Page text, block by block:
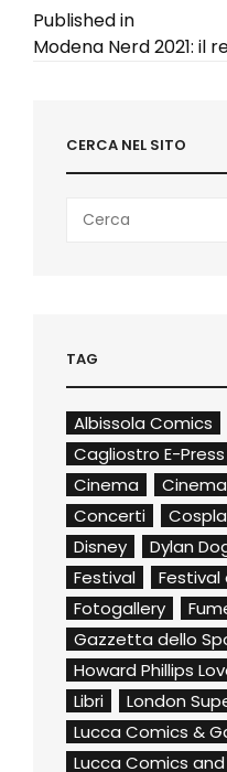
Navigazione
Published in
Modena Nerd 2021:
CERCA NEL SITO
for:
TAG
Albissola Comics
Cagliostro E-Press
Cinema
Concerti
Disney
Dylan
Festival
Festival
Fotogallery
Gazzetta dello
Howard Phillips
Libri
London
Lucca Comics &
Lucca Comics